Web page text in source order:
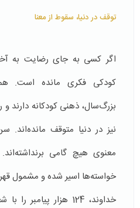
توقف در دنیا، سقوط از معنا
اگر کسی به جای رضایت به
کودکی فکری مانده است.
بزرگ‌سال، ذهنی کودکانه دارند
نیز در دنیا متوقف مانده‌اند.
معنوی هیچ گامی
خواسته‌ها اسیر شده و مشمول
خداوند، 124 هزار پیامبر را با شعار